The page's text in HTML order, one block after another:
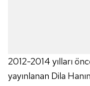
Çerezlere ilişkin
vasıtasıyla
için Ayarlar butonuna
2012-2014 yılları
yayınlanan Dila